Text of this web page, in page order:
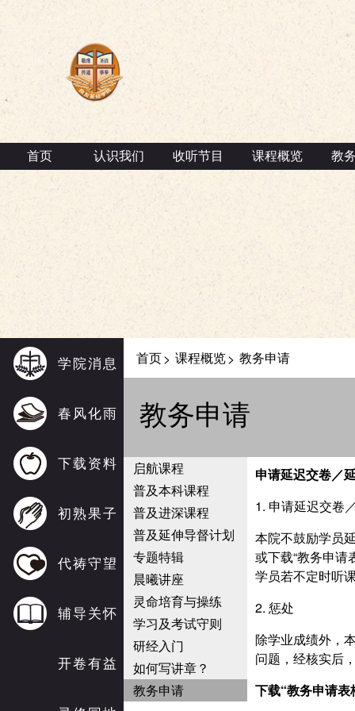
首页 认识我们 收听节目 课程概览 教
学院消息
春风化雨
下载资料
初熟果子
代祷守望
辅导关怀
开卷有益
首页> 课程概览> 教务申请
教务申请
启航课程
普及本科课程
普及进深课程
普及延伸导督计划
专题特辑
晨曦讲座
灵命培育与操练
学习及考试守则
研经入门
如何写讲章？
教务申请
申请延迟交卷／
1. 申请延迟交卷
本院不鼓励学员
或下载“教务申
学员若不定时听
2. 惩处
除学业成绩外，
问题，经核实后
下载“教务申请表